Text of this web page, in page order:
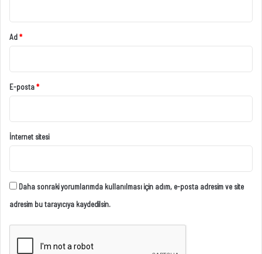
Ad*
E-posta*
İnternet sitesi
Daha sonraki yorumlarımda kullanılması için adım, e-posta adresim ve site
adresim bu tarayıcıya kaydedilsin.